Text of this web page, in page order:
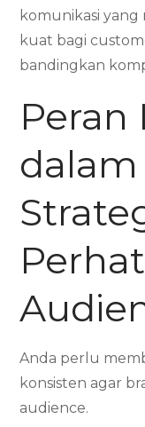
komunikasi yang
kuat bagi
bandingkan
Peran
Anda perlu
konsisten agar
audience.